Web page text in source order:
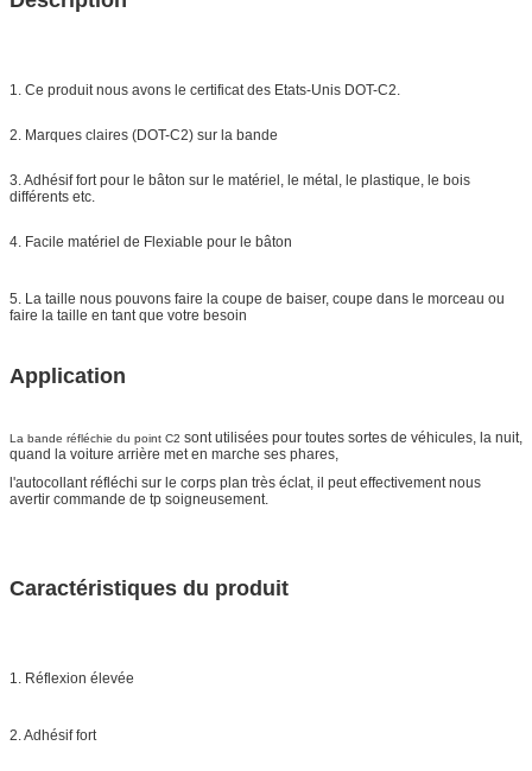
1. Ce produit nous avons le certificat des Etats-Unis DOT-C2.
2. Marques claires (DOT-C2) sur la bande
3. Adhésif fort pour le bâton sur le matériel, le métal, le plastique, le bois
différents etc.
4. Facile matériel de Flexiable pour le bâton
5. La taille nous pouvons faire la coupe de baiser, coupe dans le morceau ou
faire la taille en tant que votre besoin
Application
La bande réfléchie du point C2 sont utilisées pour toutes sortes de véhicules, la nuit,
quand la voiture arrière met en marche ses phares,
l'autocollant réfléchi sur le corps plan très éclat, il peut effectivement nous
avertir commande de tp soigneusement.
Caractéristiques du produit
1. Réflexion élevée
2. Adhésif fort